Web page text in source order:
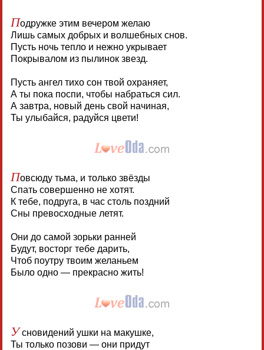
Подружке этим вечером желаю
Лишь самых добрых и волшебных снов.
Пусть ночь тепло и нежно укрывает
Покрывалом из пылинок звезд.
Пусть ангел тихо сон твой охраняет,
А ты пока поспи, чтобы набраться сил.
А завтра, новый день свой начиная,
Ты улыбайся, радуйся цвети!
Повсюду тьма, и только звёзды
Спать совершенно не хотят.
К тебе, подруга, в час столь поздний
Сны превосходные летят.
Они до самой зорьки ранней
Будут, восторг тебе дарить,
Чтоб поутру твоим желаньем
Было одно — прекрасно жить!
Усновидений ушки на макушке,
Ты только позови — они придут